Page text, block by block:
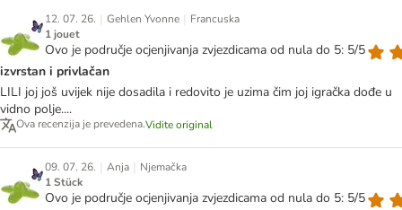
12. 07. 26. | Gehlen Yvonne | Francuska
1 jouet
Ovo je područje ocjenjivanja zvjezdicama od nula do 5: 5/5
izvrstan i privlačan
LILI joj još uvijek nije dosadila i redovito je uzima čim joj igračka dođe u
vidno polje....
Ova recenzija je prevedena.Vidite original
09. 07. 26. | Anja | Njemačka
1 Stück
Ovo je područje ocjenjivanja zvjezdicama od nula do 5: 5/5